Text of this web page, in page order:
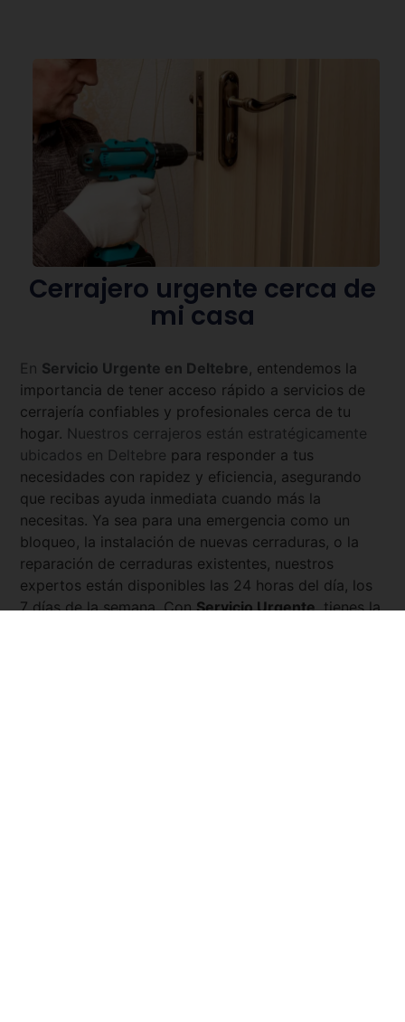
Cerrajero urgente cerca de
mi casa
En Servicio Urgente en Deltebre, entendemos la
importancia de tener acceso rápido a servicios de
cerrajería confiables y profesionales cerca de tu
hogar. Nuestros cerrajeros están estratégicamente
ubicados en Deltebre para responder a tus
necesidades con rapidez y eficiencia, asegurando
que recibas ayuda inmediata cuando más la
necesitas. Ya sea para una emergencia como un
bloqueo, la instalación de nuevas cerraduras, o la
reparación de cerraduras existentes, nuestros
expertos están disponibles las 24 horas del día, los
7 días de la semana. ConServicio Urgente, tienes la